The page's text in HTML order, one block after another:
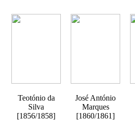
Teotónio da
Silva
[1856/1858]
José António
Marques
[1860/1861]